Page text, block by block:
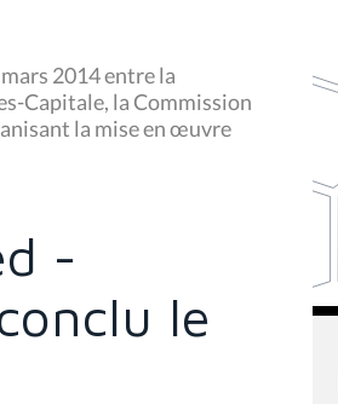
2014 entre la
Capitale, la Commission
la mise en œuvre
-
le